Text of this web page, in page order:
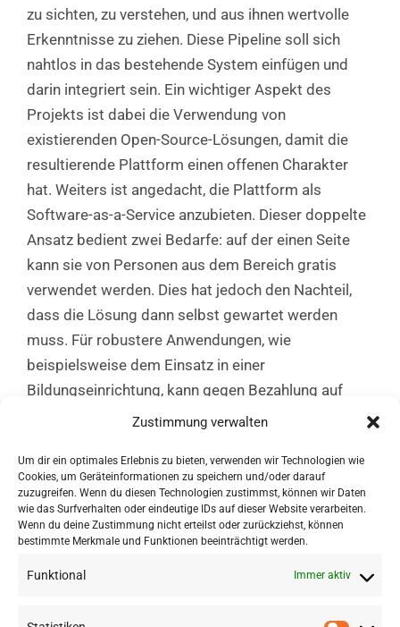
Zustimmung verwalten
Um dir ein optimales Erlebnis zu bieten, verwenden wir Technologien wie
Cookies, um Geräteinformationen zu speichern und/oder darauf
zuzugreifen. Wenn du diesen Technologien zustimmst, können wir Daten
wie das Surfverhalten oder eindeutige IDs auf dieser Website verarbeiten.
Wenn du deine Zustimmung nicht erteilst oder zurückziehst, können
bestimmte Merkmale und Funktionen beeinträchtigt werden.
Funktional Immer aktiv
zu sichten, zu verstehen, und aus ihnen wertvolle
Erkenntnisse zu ziehen. Diese Pipeline soll sich
nahtlos in das bestehende System einfügen und
darin integriert sein. Ein wichtiger Aspekt des
Projekts ist dabei die Verwendung von
existierenden Open-Source-Lösungen, damit die
resultierende Plattform einen offenen Charakter
hat. Weiters ist angedacht, die Plattform als
Software-as-a-Service anzubieten. Dieser doppelte
Ansatz bedient zwei Bedarfe: auf der einen Seite
kann sie von Personen aus dem Bereich gratis
verwendet werden. Dies hat jedoch den Nachteil,
dass die Lösung dann selbst gewartet werden
muss. Für robustere Anwendungen, wie
beispielsweise dem Einsatz in einer
Bildungseinrichtung, kann gegen Bezahlung auf
eine gehostete Lösung zugegriffen werden, wo kein
notwendig sind.